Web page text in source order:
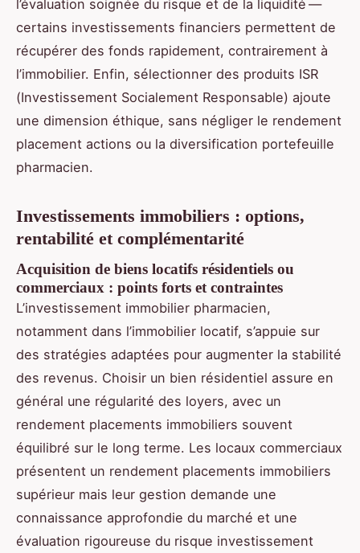
l’évaluation soignée du risque et de la liquidité —
certains investissements financiers permettent de
récupérer des fonds rapidement, contrairement à
l’immobilier. Enfin, sélectionner des produits ISR
(Investissement Socialement Responsable) ajoute
une dimension éthique, sans négliger le rendement
placement actions ou la diversification portefeuille
pharmacien.
Investissements immobiliers : options,
rentabilité et complémentarité
Acquisition de biens locatifs résidentiels ou
commerciaux : points forts et contraintes
L’investissement immobilier pharmacien,
notamment dans l’immobilier locatif, s’appuie sur
des stratégies adaptées pour augmenter la stabilité
des revenus. Choisir un bien résidentiel assure en
général une régularité des loyers, avec un
rendement placements immobiliers souvent
équilibré sur le long terme. Les locaux commerciaux
présentent un rendement placements immobiliers
supérieur mais leur gestion demande une
connaissance approfondie du marché et une
évaluation rigoureuse du risque investissement